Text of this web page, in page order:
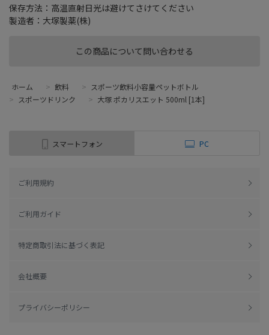
この商品について問い合わせる
保存方法：高温直射日光は避けてさけてください
製造者：大塚製薬(株)
ホーム > 飲料 > スポーツ飲料小容量ペットボトル
> スポーツドリンク > 大塚 ポカリスエット 500ml [1本]
スマートフォン PC
ご利用規約
ご利用ガイド
特定商取引法に基づく表記
会社概要
プライバシーポリシー